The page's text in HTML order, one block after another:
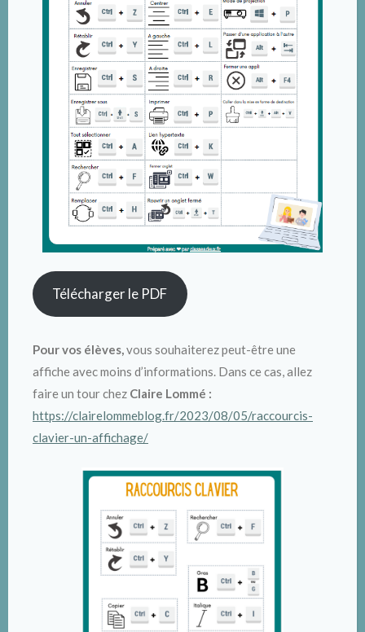
Télécharger le PDF
Pour vos élèves,vous souhaiterez peut-être une
affiche avec moins d’informations. Dans ce cas, allez
faire un tour chez Claire Lommé :
https://clairelommeblog.fr/2023/08/05/raccourcis-
clavier-un-affichage/